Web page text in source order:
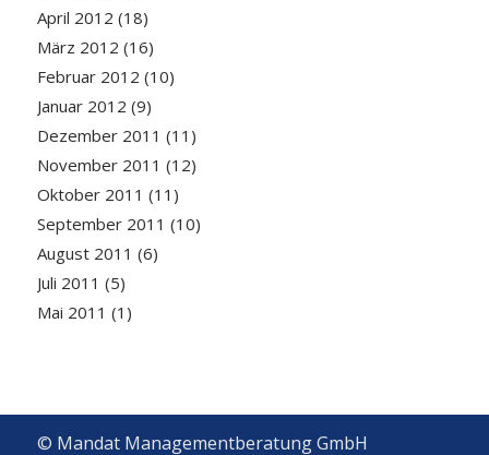
April 2012 (18)
März 2012 (16)
Februar 2012 (10)
Januar 2012 (9)
Dezember 2011 (11)
November 2011 (12)
Oktober 2011 (11)
September 2011 (10)
August 2011 (6)
Juli 2011 (5)
Mai 2011 (1)
© Mandat Managementberatung GmbH